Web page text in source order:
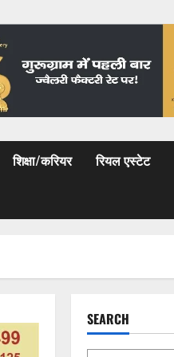
शिक्षा/करियर रियल एस्टेट
SEARCH